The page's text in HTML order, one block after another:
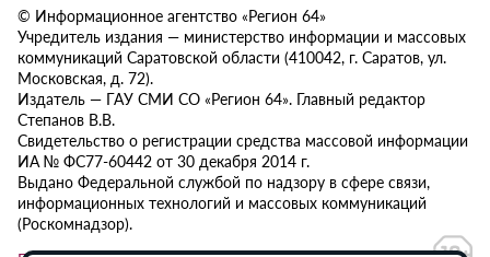
© Информационное агентство «Регион 64»
Учредитель издания — министерство информации и массовых
коммуникаций Саратовской области (410042, г. Саратов, ул.
Московская, д. 72).
Издатель — ГАУ СМИ СО «Регион 64». Главный редактор
Степанов В.В.
Свидетельство о регистрации средства массовой информации
ИА № ФС77-60442 от 30 декабря 2014 г.
Выдано Федеральной службой по надзору в сфере связи,
информационных технологий и массовых коммуникаций
(Роскомнадзор).